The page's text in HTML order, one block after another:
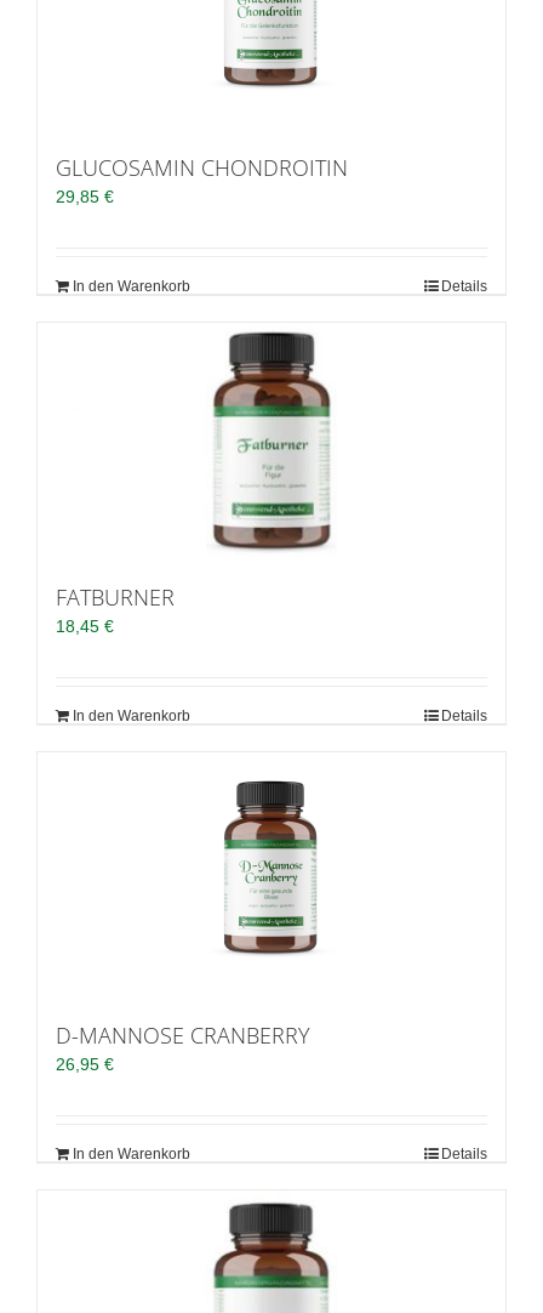
GLUCOSAMIN CHONDROITIN
29,85 €
In den Warenkorb Details
FATBURNER
18,45 €
In den Warenkorb Details
D-MANNOSE CRANBERRY
26,95 €
In den Warenkorb Details